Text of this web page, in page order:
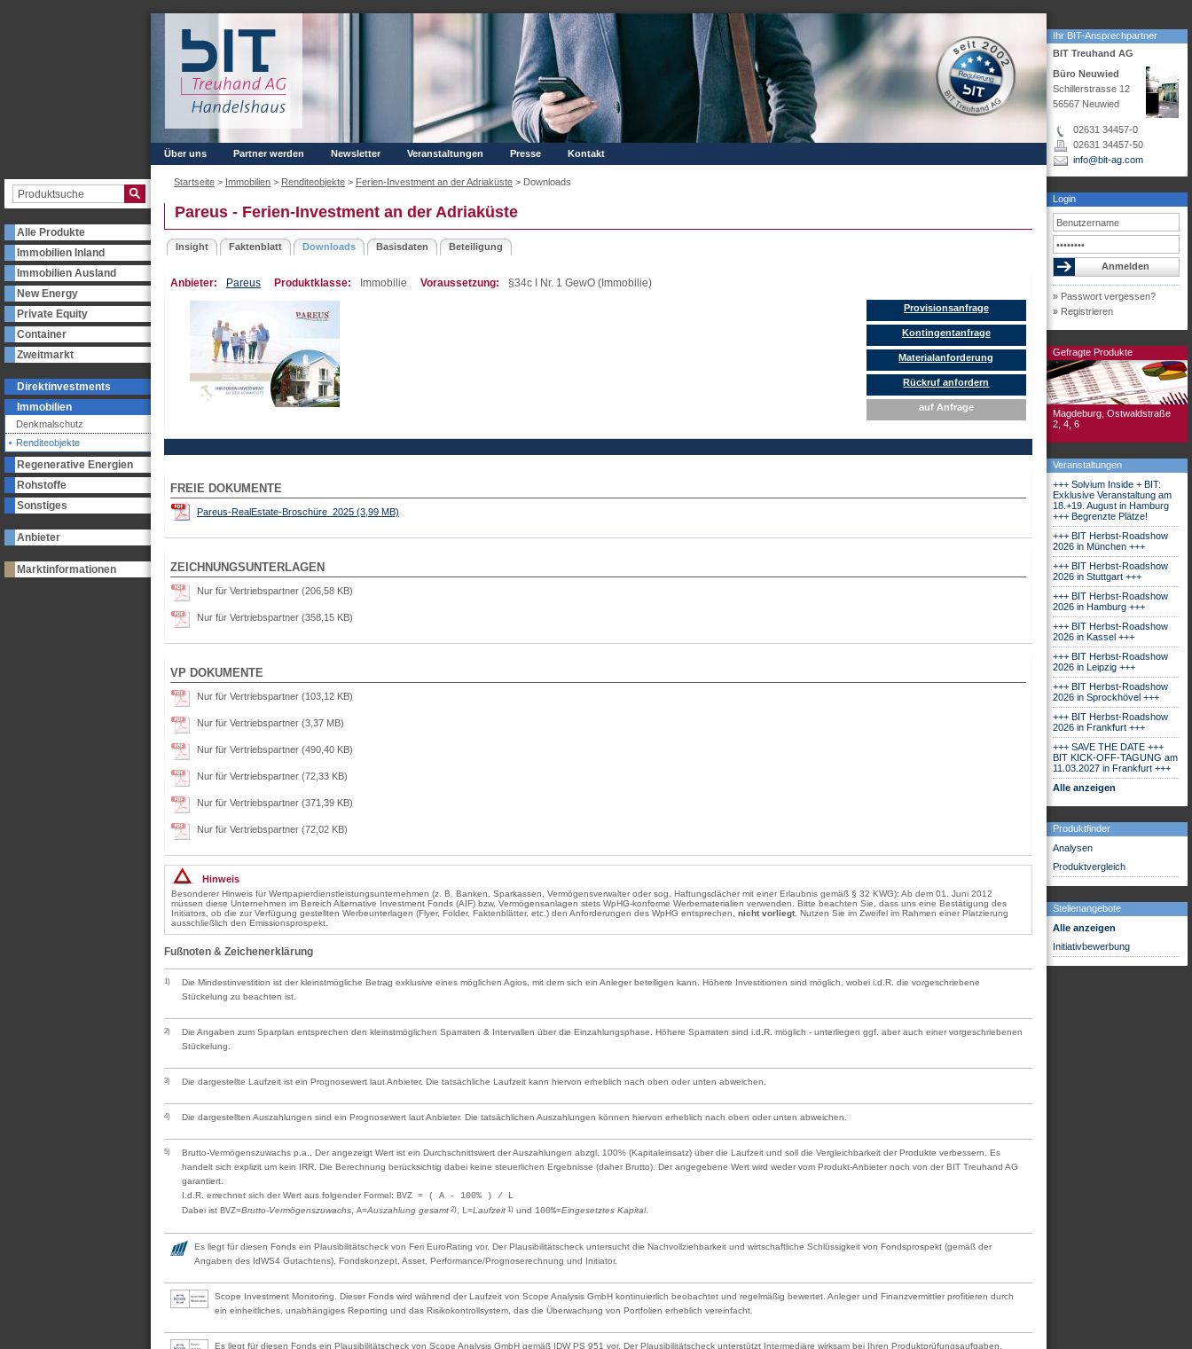
Alle Produkte
Immobilien Inland
Immobilien Ausland
New Energy
Private Equity
Container
Zweitmarkt
Direktinvestments
Immobilien
Denkmalschutz
Renditeobjekte
Regenerative Energien
Rohstoffe
Sonstiges
Anbieter
Marktinformationen
Ihr BIT-Ansprechpartner
BIT Treuhand AG
Büro Neuwied
Schillerstrasse 12
56567 Neuwied
02631 34457-0
02631 34457-50
info@bit-ag.com
Login
» Passwort vergessen?
» Registrieren
Gefragte Produkte
Magdeburg, Ostwaldstraße
2, 4, 6
Veranstaltungen
+++ Solvium Inside + BIT:
Exklusive Veranstaltung am
18.+19. August in Hamburg
+++ Begrenzte Plätze!
+++ BIT Herbst-Roadshow
2026 in München +++
+++ BIT Herbst-Roadshow
2026 in Stuttgart +++
+++ BIT Herbst-Roadshow
2026 in Hamburg +++
+++ BIT Herbst-Roadshow
2026 in Kassel +++
+++ BIT Herbst-Roadshow
2026 in Leipzig +++
+++ BIT Herbst-Roadshow
2026 in Sprockhövel +++
+++ BIT Herbst-Roadshow
2026 in Frankfurt +++
+++ SAVE THE DATE +++
BIT KICK-OFF-TAGUNG am
11.03.2027 in Frankfurt +++
Alle anzeigen
Produktfinder
Analysen
Produktvergleich
Stellenangebote
Alle anzeigen
Initiativbewerbung
Über uns Partner werden Newsletter Veranstaltungen Presse Kontakt
Startseite > Immobilien > Renditeobjekte > Ferien-Investment an der Adriaküste > Downloads
Pareus - Ferien-Investment an der Adriaküste
Insight Faktenblatt Downloads Basisdaten Beteiligung
Anbieter: Pareus Produktklasse: Immobilie Voraussetzung: §34c I Nr. 1 GewO (Immobilie)
Provisionsanfrage
Kontingentanfrage
Materialanforderung
Rückruf anfordern
auf Anfrage
FREIE DOKUMENTE
Pareus-RealEstate-Broschüre_2025 (3,99 MB)
ZEICHNUNGSUNTERLAGEN
Nur für Vertriebspartner (206,58 KB)
Nur für Vertriebspartner (358,15 KB)
VP DOKUMENTE
Nur für Vertriebspartner (103,12 KB)
Nur für Vertriebspartner (3,37 MB)
Nur für Vertriebspartner (490,40 KB)
Nur für Vertriebspartner (72,33 KB)
Nur für Vertriebspartner (371,39 KB)
Nur für Vertriebspartner (72,02 KB)
Hinweis
Besonderer Hinweis für Wertpapierdienstleistungsunternehmen (z. B. Banken, Sparkassen, Vermögensverwalter oder sog. Haftungsdächer mit einer Erlaubnis gemäß § 32 KWG): Ab dem 01. Juni 2012
müssen diese Unternehmen im Bereich Alternative Investment Fonds (AIF) bzw. Vermögensanlagen stets WpHG-konforme Werbematerialien verwenden. Bitte beachten Sie, dass uns eine Bestätigung des
Initiators, ob die zur Verfügung gestellten Werbeunterlagen (Flyer, Folder, Faktenblätter, etc.) den Anforderungen des WpHG entsprechen, nicht vorliegt . Nutzen Sie im Zweifel im Rahmen einer Platzierung
ausschließlich den Emissionsprospekt.
Fußnoten & Zeichenerklärung
1)
Die Mindestinvestition ist der kleinstmögliche Betrag exklusive eines möglichen Agios, mit dem sich ein Anleger beteiligen kann. Höhere Investitionen sind möglich, wobei i.d.R. die vorgeschriebene
Stückelung zu beachten ist.
2)
Die Angaben zum Sparplan entsprechen den kleinstmöglichen Sparraten & Intervallen über die Einzahlungsphase. Höhere Sparraten sind i.d.R. möglich - unterliegen ggf. aber auch einer vorgeschriebenen
Stückelung.
3) Die dargestellte Laufzeit ist ein Prognosewert laut Anbieter. Die tatsächliche Laufzeit kann hiervon erheblich nach oben oder unten abweichen.
4) Die dargestellten Auszahlungen sind ein Prognosewert laut Anbieter. Die tatsächlichen Auszahlungen können hiervon erheblich nach oben oder unten abweichen.
5)
Brutto-Vermögenszuwachs p.a.. Der angezeigt Wert ist ein Durchschnittswert der Auszahlungen abzgl. 100% (Kapitaleinsatz) über die Laufzeit und soll die Vergleichbarkeit der Produkte verbessern. Es
handelt sich explizit um kein IRR. Die Berechnung berücksichtig dabei keine steuerlichen Ergebnisse (daher Brutto). Der angegebene Wert wird weder vom Produkt-Anbieter noch von der BIT Treuhand AG
garantiert.
I.d.R. errechnet sich der Wert aus folgender Formel: BVZ = ( A - 100% ) / L
Dabei ist BVZ=Brutto-Vermögenszuwachs A=Auszahlung gesamt 2) L=Laufzeit 1) und 100%=Eingesetztes Kapital.
Es liegt für diesen Fonds ein Plausibilitätscheck von Feri EuroRating vor. Der Plausibilitätscheck untersucht die Nachvollziehbarkeit und wirtschaftliche Schlüssigkeit von Fondsprospekt (gemäß der
Angaben des IdWS4 Gutachtens), Fondskonzept, Asset, Performance/Prognoserechnung und Initiator.
Scope Investment Monitoring. Dieser Fonds wird während der Laufzeit von Scope Analysis GmbH kontinuierlich beobachtet und regelmäßig bewertet. Anleger und Finanzvermittler profitieren durch
ein einheitliches, unabhängiges Reporting und das Risikokontrollsystem, das die Überwachung von Portfolien erheblich vereinfacht.
Es liegt für diesen Fonds ein Plausibilitätscheck von Scope Analysis GmbH gemäß IDW PS 951 vor. Der Plausibilitätscheck unterstützt Intermediäre wirksam bei Ihren Produktprüfungsaufgaben.